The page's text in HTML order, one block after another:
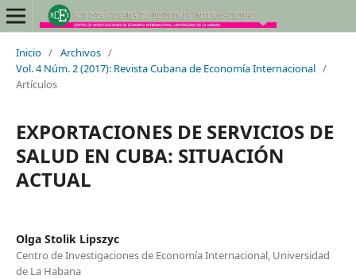
Inicio / Archivos /
Vol. 4 Núm. 2 (2017): Revista Cubana de Economía Internacional /
Artículos
EXPORTACIONES DE SERVICIOS DE
SALUD EN CUBA: SITUACIÓN
ACTUAL
Olga Stolik Lipszyc
Centro de Investigaciones de Economía Internacional, Universidad
de La Habana